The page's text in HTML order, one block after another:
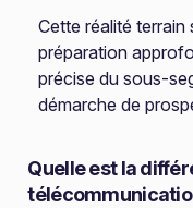
Cette réalité terrain
préparation
précise du sous-
démarche de
Quelle est la